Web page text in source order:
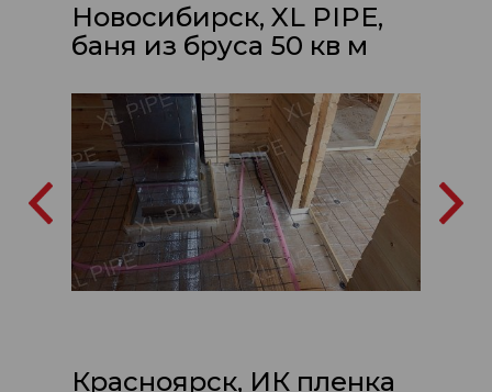
Новосибирск, XL PIPE,
баня из бруса 50 кв м
Красноярск, ИК пленка